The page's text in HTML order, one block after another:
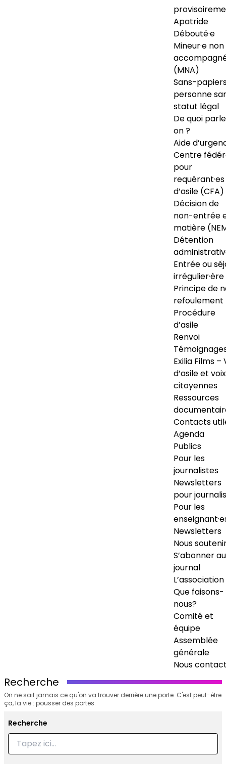
Apatride
Débouté·e
Mineur·e non
(MNA)
Sans-
personne
statut légal
De quoi
on ?
Aide
Centre
pour
requérant·es
d’asile (CFA)
Décision de
non-entrée
matière
Détention
Entrée ou
irrégulier·ère
Principe de
refoulement
Procédure
d’asile
Renvoi
Exilia Films –
d’asile et voix
citoyennes
Ressources
Contacts
Agenda
Publics
Pour les
journalistes
Newsletters
pour
Pour les
Newsletters
Nous
S’abonner au
journal
L’association
Que faisons-
nous?
Comité et
équipe
Assemblée
générale
Nous
Recherche
On ne sait jamais ce qu'on va trouver derrière une porte. C'est peut-être
ça, la vie : pousser des portes.
Recherche
Recherche